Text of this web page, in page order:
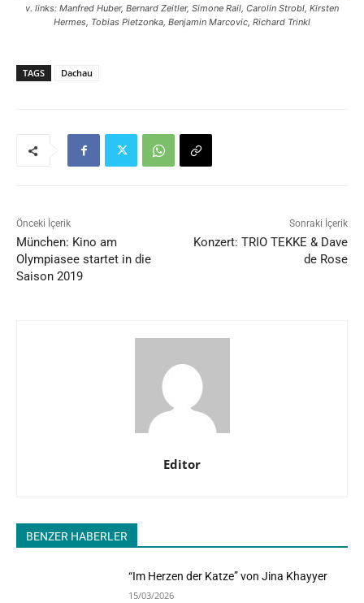
v. links: Manfred Huber, Bernard Zeitler, Simone Rail, Carolin Strobl, Kirsten
Hermes, Tobias Pietzonka, Benjamin Marcovic, Richard Trinkl
TAGS Dachau
Önceki İçerik
München: Kino am
Olympiasee startet in die
Saison 2019
Sonraki İçerik
Konzert: TRIO TEKKE & Dave
de Rose
Editor
BENZER HABERLER
“Im Herzen der Katze” von Jina Khayyer
15/03/2026